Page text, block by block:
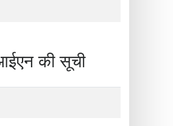
की सूची